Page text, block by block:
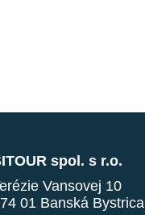
spol. s r.o.
Vansovej 10
01 Banská Bystrica